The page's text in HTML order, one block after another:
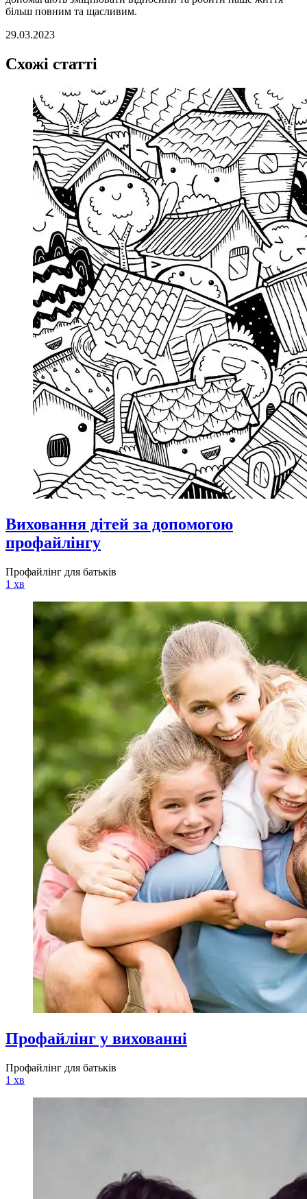
більш повним та щасливим.
29.03.2023
Схожі статті
Виховання дітей за допомогою
профайлінгу
Профайлінг для батьків
1 хв
Профайлінг у вихованні
Профайлінг для батьків
1 хв